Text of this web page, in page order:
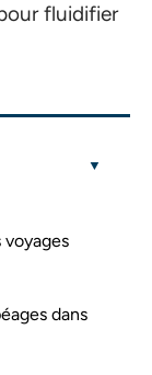
fluidifier
voyages
dans